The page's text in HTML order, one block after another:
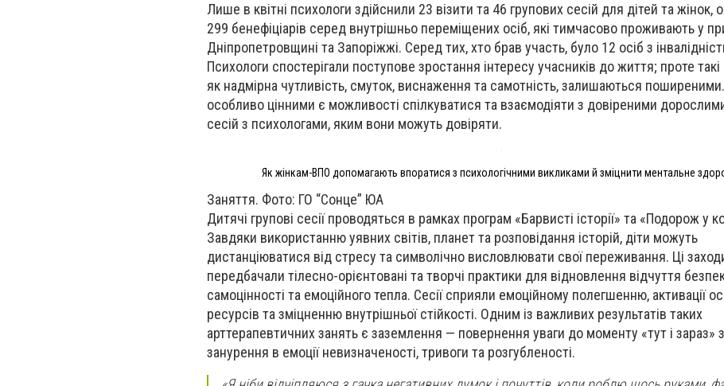
Лише в квітні психологи здійснили 23 візити та 46 групових сесій для дітей та жінок,
299 бенефіціарів серед внутрішньо переміщених осіб, які тимчасово проживають у
Дніпропетровщині та Запоріжжі. Серед тих, хто брав участь, було 12 осіб з
Психологи спостерігали поступове зростання інтересу учасників до життя; проте
як надмірна чутливість, смуток, виснаження та самотність, залишаються
особливо цінними є можливості спілкуватися та взаємодіяти з довіреними
сесій з психологами, яким вони можуть довіряти.
Як жінкам-ВПО допомагають впоратися з психологічними викликами й зміцнити ментальне
Заняття. Фото: ГО “Сонце” ЮА
Дитячі групові сесії проводяться в рамках програм «Барвисті історії» та «Подорож у
Завдяки використанню уявних світів, планет та розповідання історій, діти можуть
дистанціюватися від стресу та символічно висловлювати свої переживання. Ці
передбачали тілесно-орієнтовані та творчі практики для відновлення відчуття
самоцінності та емоційного тепла. Сесії сприяли емоційному полегшенню, активації
ресурсів та зміцненню внутрішньої стійкості. Одним із важливих результатів таких
арттерапевтичних занять є заземлення — повернення уваги до моменту «тут і зараз»
занурення в емоції невизначеності, тривоги та розгубленості.